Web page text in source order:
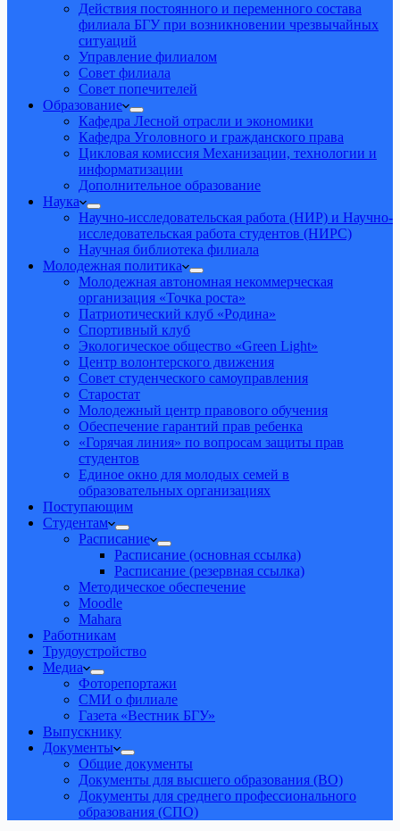
Действия постоянного и переменного состава
филиала БГУ при возникновении чрезвычайных
ситуаций
Управление филиалом
Совет филиала
Совет попечителей
Образование
Кафедра Лесной отрасли и экономики
Кафедра Уголовного и гражданского права
Цикловая комиссия Механизации, технологии и
информатизации
Дополнительное образование
Наука
Научно-исследовательская работа (НИР) и Научно-
исследовательская работа студентов (НИРС)
Научная библиотека филиала
Молодежная политика
Молодежная автономная некоммерческая
организация «Точка роста»
Патриотический клуб «Родина»
Спортивный клуб
Экологическое общество «Green Light»
Центр волонтерского движения
Совет студенческого самоуправления
Старостат
Молодежный центр правового обучения
Обеспечение гарантий прав ребенка
«Горячая линия» по вопросам защиты прав
студентов
Единое окно для молодых семей в
образовательных организациях
Поступающим
Студентам
Расписание
Расписание (основная ссылка)
Расписание (резервная ссылка)
Методическое обеспечение
Moodle
Mahara
Работникам
Трудоустройство
Медиа
Фоторепортажи
СМИ о филиале
Газета «Вестник БГУ»
Выпускнику
Документы
Общие документы
Документы для высшего образования (ВО)
Документы для среднего профессионального
образования (СПО)